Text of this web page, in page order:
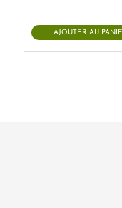
36.500
AJOUTER AU